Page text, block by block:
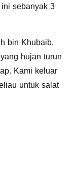
sebanyak 3
bin Khubaib.
hujan turun
Kami keluar
untuk salat